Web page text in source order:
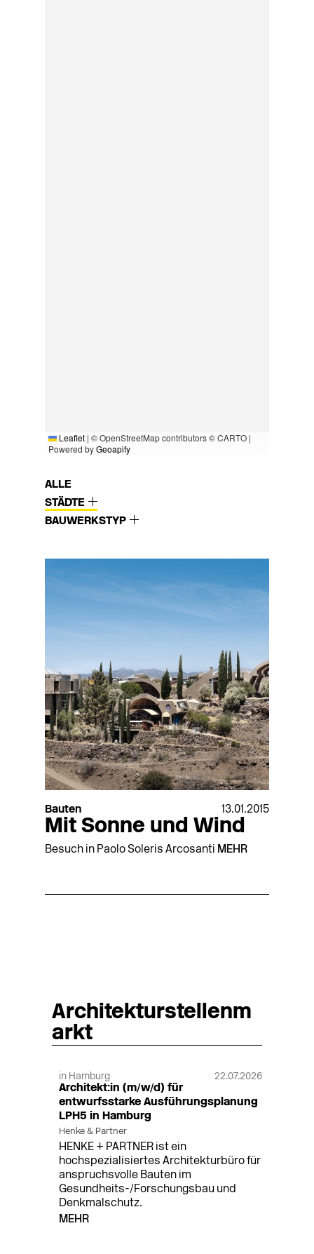
Leaflet | © OpenStreetMap contributors © CARTO |
Powered byGeoapify
ALLE
STÄDTE
BAUWERKSTYP
Bauten 13.01.2015
Mit Sonne und Wind
Besuch in Paolo Soleris Arcosanti MEHR
Architekturstellenm
arkt
in Hamburg 22.07.2026
Architekt:in (m/w/d) für
entwurfsstarke Ausführungsplanung
LPH5 in Hamburg
Henke & Partner
HENKE + PARTNER ist ein
hochspezialisiertes Architekturbüro für
anspruchsvolle Bauten im
Gesundheits-/Forschungsbau und
Denkmalschutz.
MEHR